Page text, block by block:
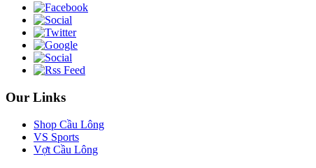
Our Links
Shop Cầu Lông
VS Sports
Vợt Cầu Lông